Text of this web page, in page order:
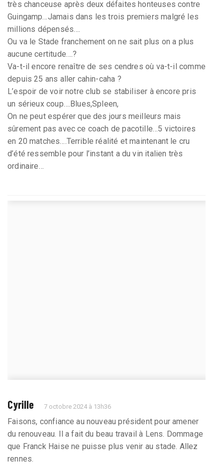
très chanceuse après deux défaites honteuses contre
Guingamp…Jamais dans les trois premiers malgré les
millions dépensés….
Ou va le Stade franchement on ne sait plus on a plus
aucune certitude….?
Va-t-il encore renaître de ses cendres où va-t-il comme
depuis 25 ans aller cahin-caha ?
L’espoir de voir notre club se stabiliser à encore pris
un sérieux coup….Blues,Spleen,
On ne peut espérer que des jours meilleurs mais
sûrement pas avec ce coach de pacotille…5 victoires
en 20 matches….Terrible réalité et maintenant le cru
d’été ressemble pour l’instant a du vin italien très
ordinaire…
Cyrille 7 octobre 2024 à 13h36
Faisons, confiance au nouveau président pour amener
du renouveau. Il a fait du beau travail à Lens. Dommage
que Franck Haise ne puisse plus venir au stade. Allez
rennes.